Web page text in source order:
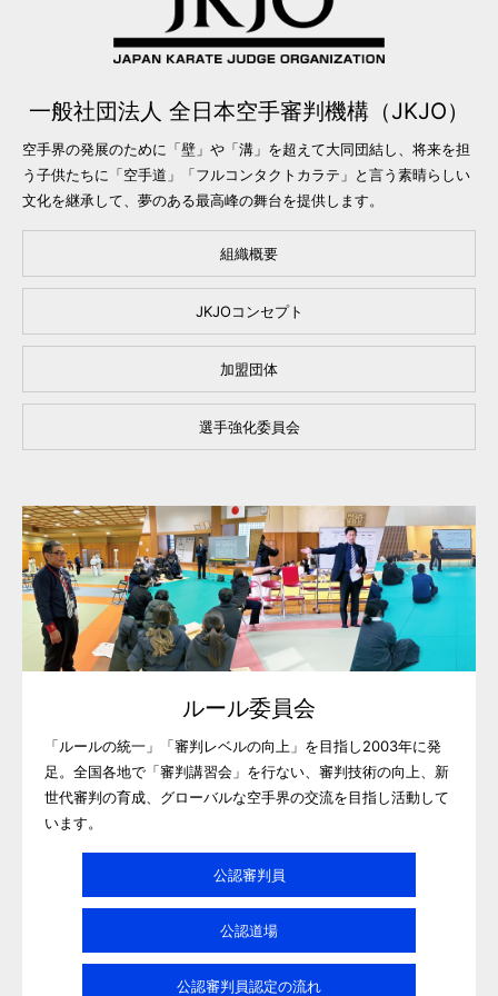
一般社団法人 全日本空手審判機構（JKJO）
空手界の発展のために「壁」や「溝」を超えて大同団結し、将来を担
う子供たちに「空手道」「フルコンタクトカラテ」と言う素晴らしい
文化を継承して、夢のある最高峰の舞台を提供します。
組織概要
JKJOコンセプト
加盟団体
選手強化委員会
ルール委員会
「ルールの統一」「審判レベルの向上」を目指し2003年に発
足。全国各地で「審判講習会」を行ない、審判技術の向上、新
世代審判の育成、グローバルな空手界の交流を目指し活動して
います。
公認審判員
公認道場
公認審判員認定の流れ